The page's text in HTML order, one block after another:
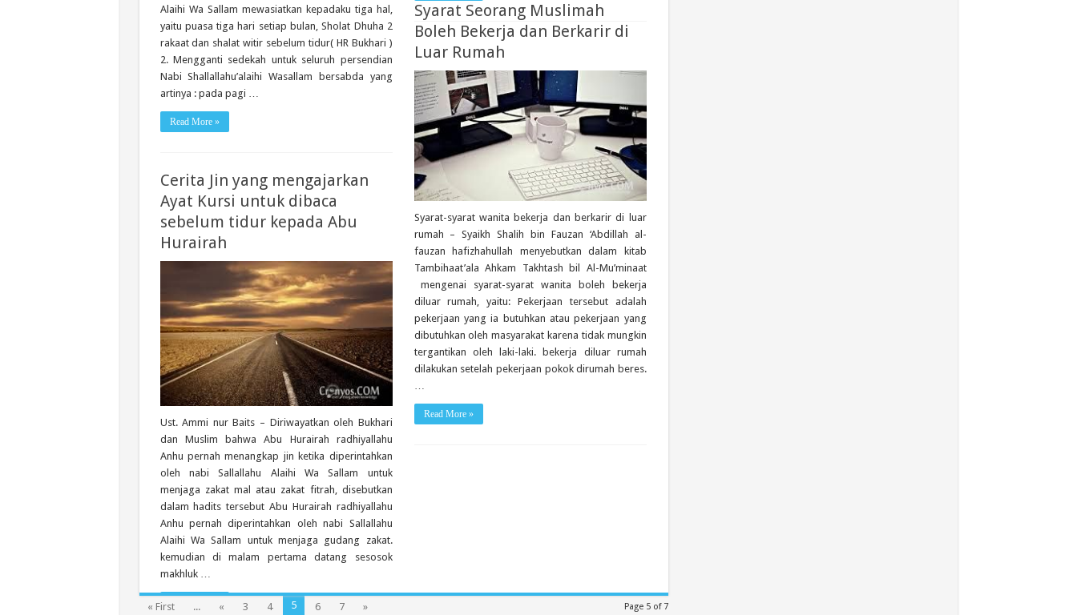
Alaihi Wa Sallam mewasiatkan kepadaku tiga hal,
yaitu puasa tiga hari setiap bulan, Sholat Dhuha 2
rakaat dan shalat witir sebelum tidur( HR Bukhari )
2. Mengganti sedekah untuk seluruh persendian
Nabi Shallallahu’alaihi Wasallam bersabda yang
artinya : pada pagi …
Read More »
Syarat Seorang Muslimah
Boleh Bekerja dan Berkarir di
Luar Rumah
Syarat-syarat wanita bekerja dan berkarir di luar
rumah – Syaikh Shalih bin Fauzan ‘Abdillah al-
fauzan hafizhahullah menyebutkan dalam kitab
Tambihaat’ala Ahkam Takhtash bil Al-Mu’minaat
mengenai syarat-syarat wanita boleh bekerja
diluar rumah, yaitu: Pekerjaan tersebut adalah
pekerjaan yang ia butuhkan atau pekerjaan yang
dibutuhkan oleh masyarakat karena tidak mungkin
tergantikan oleh laki-laki. bekerja diluar rumah
dilakukan setelah pekerjaan pokok dirumah beres.
Read More »
Cerita Jin yang mengajarkan
Ayat Kursi untuk dibaca
sebelum tidur kepada Abu
Hurairah
Ust. Ammi nur Baits – Diriwayatkan oleh Bukhari
dan Muslim bahwa Abu Hurairah radhiyallahu
Anhu pernah menangkap jin ketika diperintahkan
oleh nabi Sallallahu Alaihi Wa Sallam untuk
menjaga zakat mal atau zakat fitrah, disebutkan
dalam hadits tersebut Abu Hurairah radhiyallahu
Anhu pernah diperintahkan oleh nabi Sallallahu
Alaihi Wa Sallam untuk menjaga gudang zakat.
kemudian di malam pertama datang sesosok
makhluk …
Read More » Page 5 of 7
« First ... « 3 4 5 6 7 »